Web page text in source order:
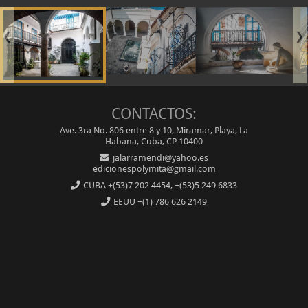
❮ ❯
CONTACTOS:
Ave. 3ra No. 806 entre 8 y 10, Miramar, Playa, La
Habana, Cuba, CP 10400
jalarramendi@yahoo.es
edicionespolymita@gmail.com
CUBA+(53)7 202 4454, +(53)5 249 6833
EEUU+(1) 786 626 2149